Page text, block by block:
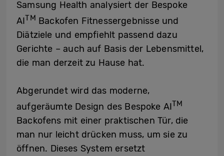
Samsung Health analysiert der Bespoke
AITM Backofen Fitnessergebnisse und
Diätziele und empfiehlt passend dazu
Gerichte – auch auf Basis der Lebensmittel,
die man derzeit zu Hause hat.
Abgerundet wird das moderne,
aufgeräumte Design des Bespoke AITM
Backofens mit einer praktischen Tür, die
man nur leicht drücken muss, um sie zu
öffnen. Dieses System ersetzt